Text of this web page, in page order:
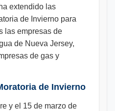
extendido las
de Invierno para
las empresas de
de Nueva Jersey,
de gas y
de Invierno
y el 15 de marzo de